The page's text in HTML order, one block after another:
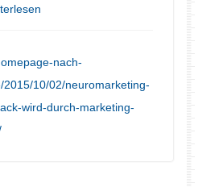
nach-
2015/10/02/neuromarketing-
wird-durch-marketing-